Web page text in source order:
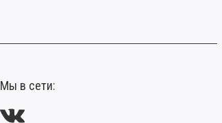
Мы в сети: